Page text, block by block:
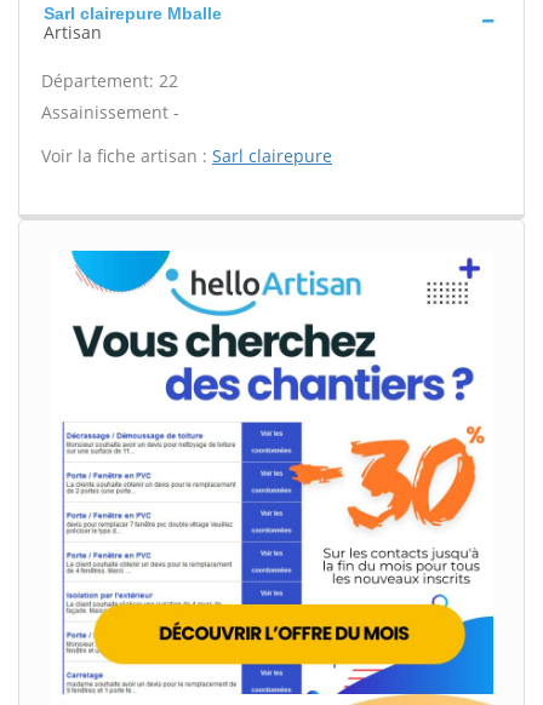
Sarl clairepure Mballe
Artisan
Département: 22
Assainissement -
Voir la fiche artisan : Sarl clairepure